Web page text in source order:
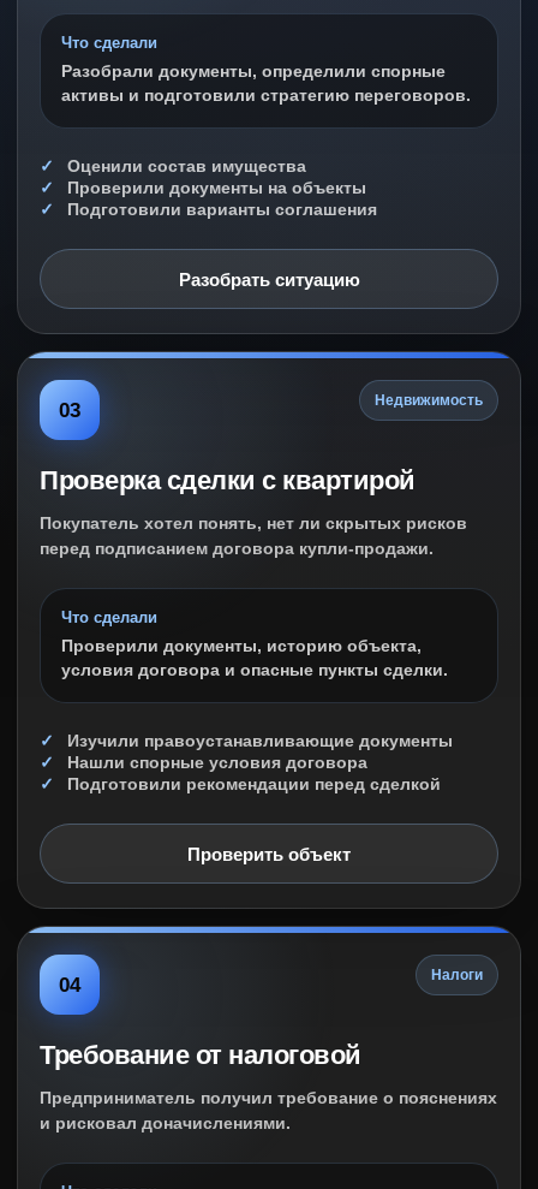
Что сделали
Разобрали документы, определили спорные
активы и подготовили стратегию переговоров.
Оценили состав имущества
Проверили документы на объекты
Подготовили варианты соглашения
Разобрать ситуацию
03 Недвижимость
Проверка сделки с квартирой
Покупатель хотел понять, нет ли скрытых рисков
перед подписанием договора купли-продажи.
Что сделали
Проверили документы, историю объекта,
условия договора и опасные пункты сделки.
Изучили правоустанавливающие документы
Нашли спорные условия договора
Подготовили рекомендации перед сделкой
Проверить объект
04 Налоги
Требование от налоговой
Предприниматель получил требование о пояснениях
и рисковал доначислениями.